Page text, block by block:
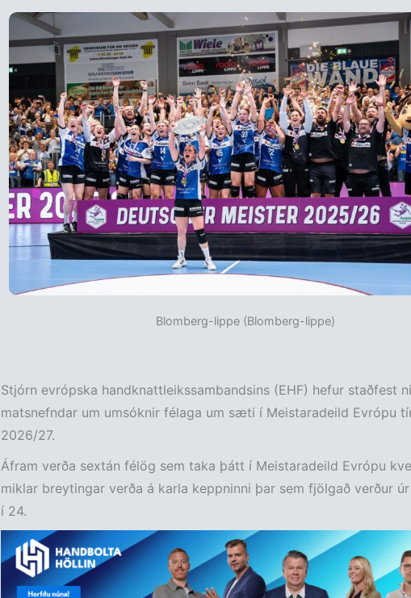
Blomberg-lippe (Blomberg-lippe)
Stjórn evrópska handknattleikssambandsins (EHF) hefur staðfest
matsnefndar um umsóknir félaga um sæti í Meistaradeild Evrópu
2026/27.
Áfram verða sextán félög sem taka þátt í Meistaradeild Evrópu
miklar breytingar verða á karla keppninni þar sem fjölgað verður
í 24.